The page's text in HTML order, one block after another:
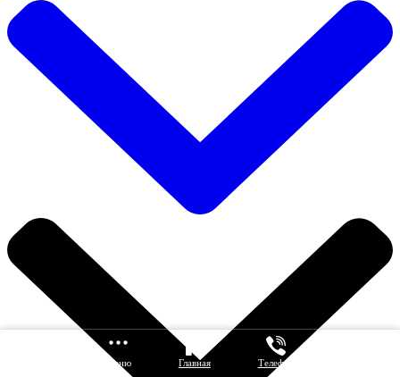
Меню Главная Телефон